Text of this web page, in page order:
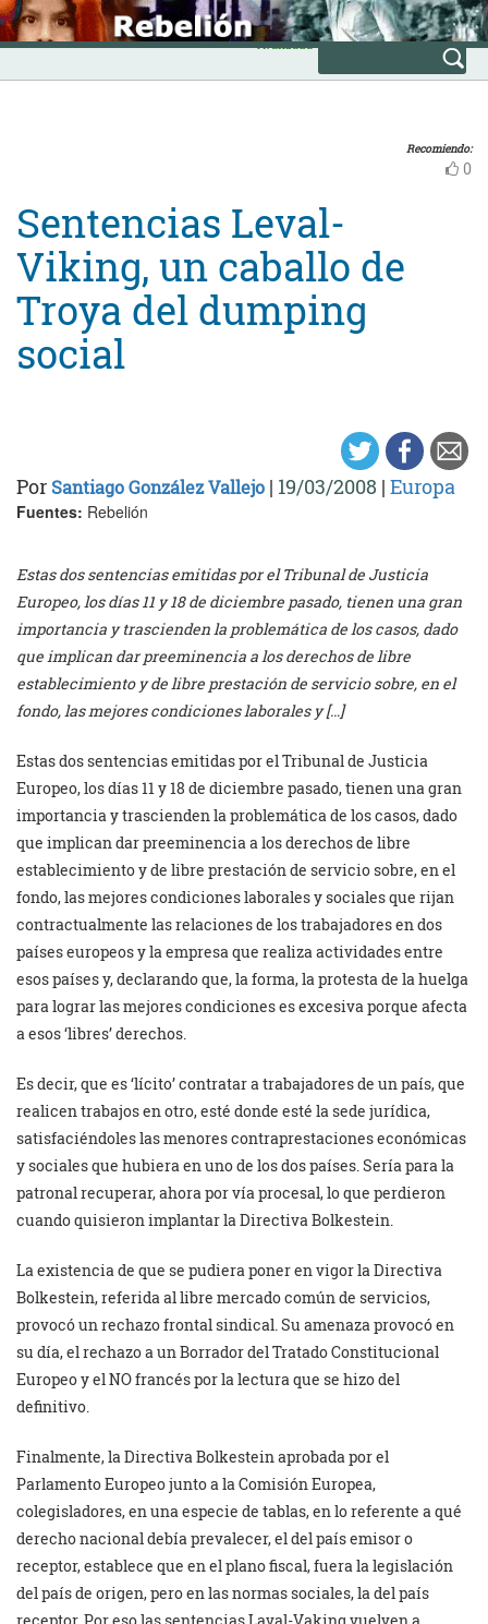
Skip
to
content
INICIO
Avanzada
Recomiendo:
0
Sentencias Leval-
Viking, un caballo de
Troya del dumping
social
Por Santiago González Vallejo | 19/03/2008 | Europa
Fuentes: Rebelión
Estas dos sentencias emitidas por el Tribunal de Justicia
Europeo, los días 11 y 18 de diciembre pasado, tienen una gran
importancia y trascienden la problemática de los casos, dado
que implican dar preeminencia a los derechos de libre
establecimiento y de libre prestación de servicio sobre, en el
fondo, las mejores condiciones laborales y […]
Estas dos sentencias emitidas por el Tribunal de Justicia
Europeo, los días 11 y 18 de diciembre pasado, tienen una gran
importancia y trascienden la problemática de los casos, dado
que implican dar preeminencia a los derechos de libre
establecimiento y de libre prestación de servicio sobre, en el
fondo, las mejores condiciones laborales y sociales que rijan
contractualmente las relaciones de los trabajadores en dos
países europeos y la empresa que realiza actividades entre
esos países y, declarando que, la forma, la protesta de la huelga
para lograr las mejores condiciones es excesiva porque afecta
a esos ‘libres’ derechos.
Es decir, que es ‘lícito’ contratar a trabajadores de un país, que
realicen trabajos en otro, esté donde esté la sede jurídica,
satisfaciéndoles las menores contraprestaciones económicas
y sociales que hubiera en uno de los dos países. Sería para la
patronal recuperar, ahora por vía procesal, lo que perdieron
cuando quisieron implantar la Directiva Bolkestein.
La existencia de que se pudiera poner en vigor la Directiva
Bolkestein, referida al libre mercado común de servicios,
provocó un rechazo frontal sindical. Su amenaza provocó en
su día, el rechazo a un Borrador del Tratado Constitucional
Europeo y el NO francés por la lectura que se hizo del
definitivo.
Finalmente, la Directiva Bolkestein aprobada por el
Parlamento Europeo junto a la Comisión Europea,
colegisladores, en una especie de tablas, en lo referente a qué
derecho nacional debía prevalecer, el del país emisor o
receptor, establece que en el plano fiscal, fuera la legislación
del país de origen, pero en las normas sociales, la del país